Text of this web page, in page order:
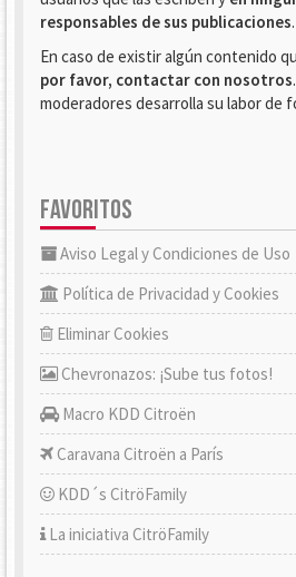
responsables de sus publicaciones.
En caso de existir algún contenido
por favor, contactar con nosotros
moderadores desarrolla su labor de
FAVORITOS
Aviso Legal y Condiciones de Uso
Política de Privacidad y Cookies
Eliminar Cookies
Chevronazos: ¡Sube tus fotos!
Macro KDD Citroën
Caravana Citroën a París
KDD´s CitröFamily
La iniciativa CitröFamily